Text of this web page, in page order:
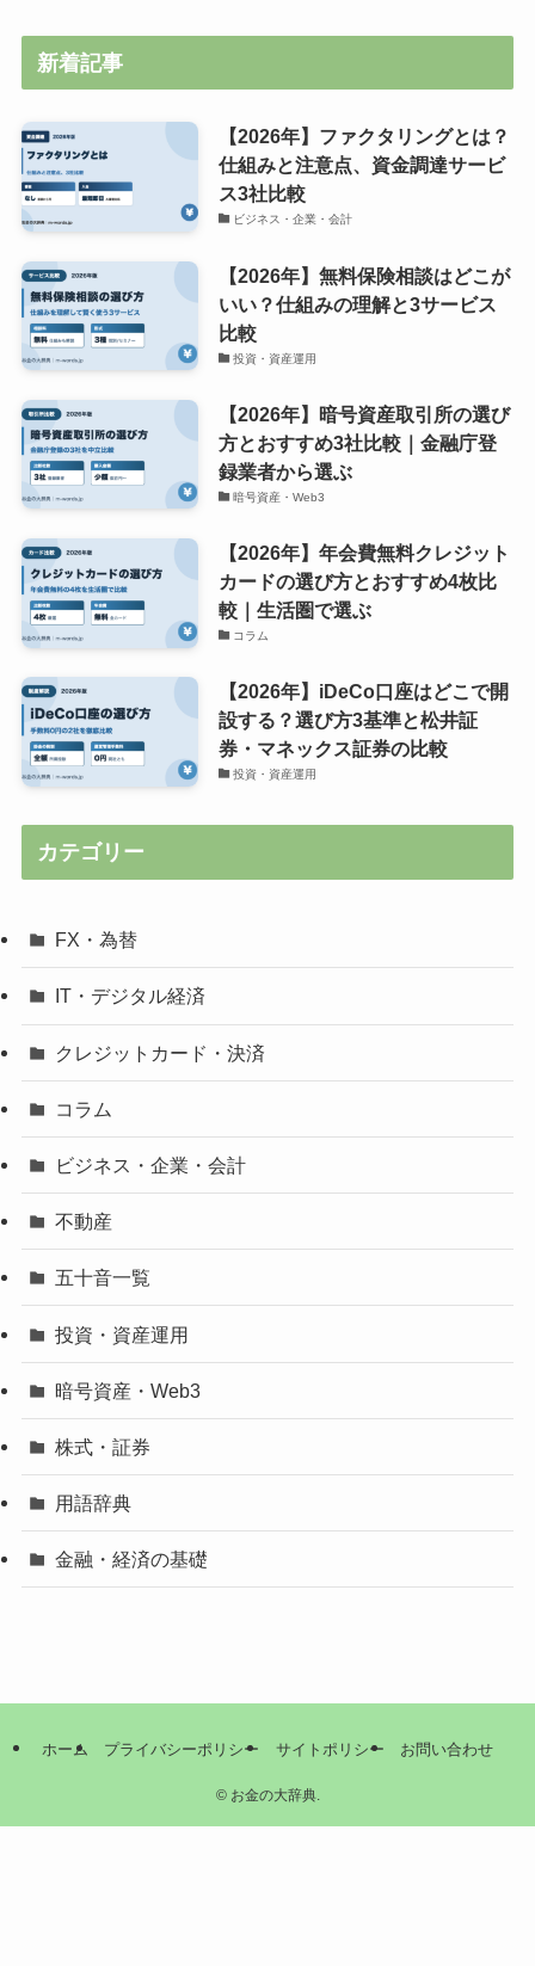
新着記事
【2026年】ファクタリングとは？
仕組みと注意点、資金調達サービ
ス3社比較
ビジネス・企業・会計
【2026年】無料保険相談はどこが
いい？仕組みの理解と3サービス
比較
投資・資産運用
【2026年】暗号資産取引所の選び
方とおすすめ3社比較｜金融庁登
録業者から選ぶ
暗号資産・Web3
【2026年】年会費無料クレジット
カードの選び方とおすすめ4枚比
較｜生活圏で選ぶ
コラム
【2026年】iDeCo口座はどこで開
設する？選び方3基準と松井証
券・マネックス証券の比較
投資・資産運用
カテゴリー
FX・為替
IT・デジタル経済
クレジットカード・決済
コラム
ビジネス・企業・会計
不動産
五十音一覧
投資・資産運用
暗号資産・Web3
株式・証券
用語辞典
金融・経済の基礎
ホーム プライバシーポリシー サイトポリシー お問い合わせ
©お金の大辞典.